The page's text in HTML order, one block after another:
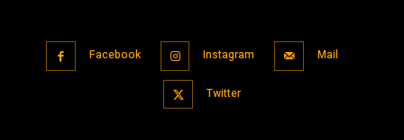
Facebook Instagram Mail
Twitter